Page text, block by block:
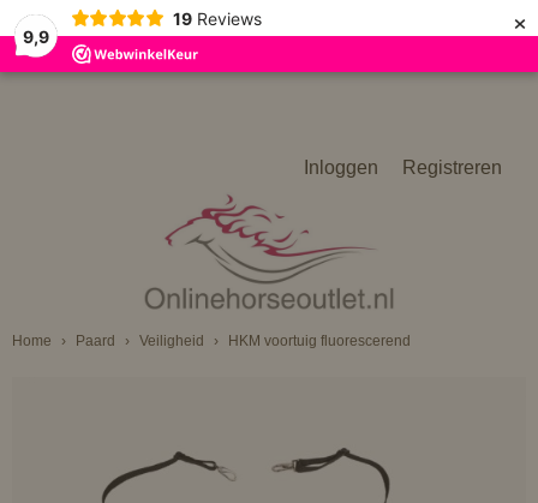
9,9
19 Reviews ×
Inloggen Registreren
Home › Paard › Veiligheid › HKM voortuig fluorescerend